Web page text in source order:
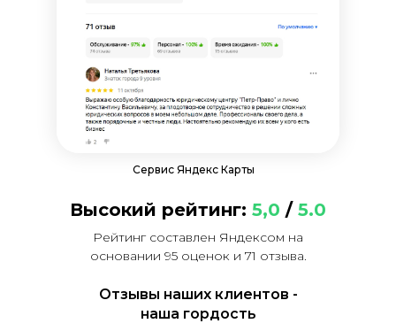
Высокий рейтинг: 5,0 / 5.0
Рейтинг составлен Яндексом на
основании 95 оценок и 71 отзыва.
Отзывы наших клиентов -
наша гордость
Сервис Яндекс Карты